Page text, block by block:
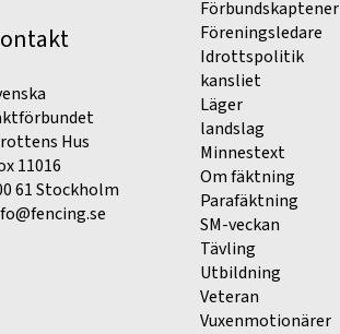
Hus
11016
61 Stockholm
Förbundskaptener
Föreningsledare
Idrottspolitik
kansliet
Läger
landslag
Minnestext
Om fäktning
Parafäktning
SM-veckan
Tävling
Utbildning
Veteran
Vuxenmotionärer